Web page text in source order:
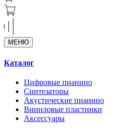
МЕНЮ
Каталог
Цифровые пианино
Синтезаторы
Акустические пианино
Виниловые пластинки
Аксессуары